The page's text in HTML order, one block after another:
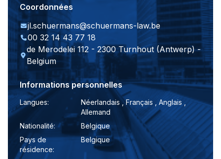
Coordonnées
jl.schuermans@schuermans-law.be
00 32 14 43 77 18
de Merodelei 112 - 2300 Turnhout (Antwerp) -
Belgium
Informations personnelles
Langues:
Néerlandais , Français , Anglais ,
Allemand
Nationalité:
Belgique
Pays de
résidence:
Belgique